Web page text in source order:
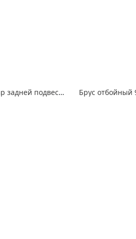
Балансир задней подвески 603000-2918010